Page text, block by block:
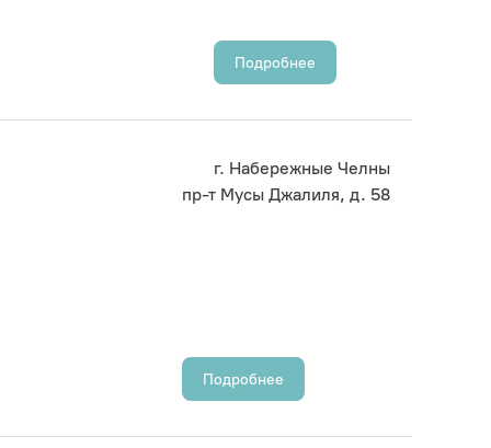
Подробнее
г. Набережные Челны
пр-т Мусы Джалиля, д. 58
Подробнее